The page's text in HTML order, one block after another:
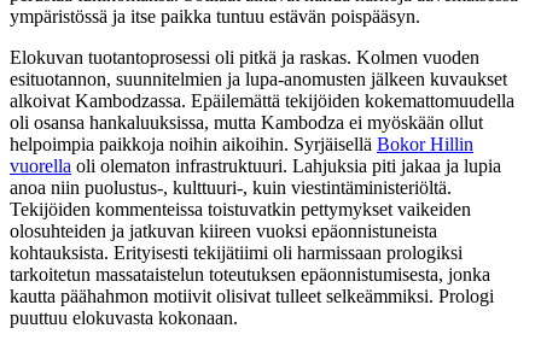
ympäristössä ja itse paikka tuntuu estävän poispääsyn.
Elokuvan tuotantoprosessi oli pitkä ja raskas. Kolmen vuoden
esituotannon, suunnitelmien ja lupa-anomusten jälkeen kuvaukset
alkoivat Kambodzassa. Epäilemättä tekijöiden kokemattomuudella
oli osansa hankaluuksissa, mutta Kambodza ei myöskään ollut
helpoimpia paikkoja noihin aikoihin. Syrjäisellä Bokor Hillin
vuorella oli olematon infrastruktuuri. Lahjuksia piti jakaa ja lupia
anoa niin puolustus-, kulttuuri-, kuin viestintäministeriöltä.
Tekijöiden kommenteissa toistuvatkin pettymykset vaikeiden
olosuhteiden ja jatkuvan kiireen vuoksi epäonnistuneista
kohtauksista. Erityisesti tekijätiimi oli harmissaan prologiksi
tarkoitetun massataistelun toteutuksen epäonnistumisesta, jonka
kautta päähahmon motiivit olisivat tulleet selkeämmiksi. Prologi
puuttuu elokuvasta kokonaan.